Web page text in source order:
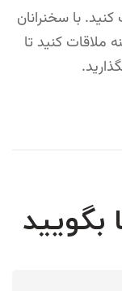
با سخنرانان
ملاقات کنید تا
بگویید